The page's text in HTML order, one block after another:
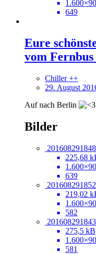
649
Eure
vom
Chiller ++
29. August
Auf nach Berlin
Bilder
225,68
639
219,02
582
275,5 kB
581